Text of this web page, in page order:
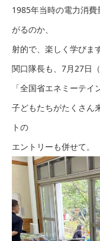
1985年当時の電力消
がるのか、
射的で、楽しく学びます
関口隊長も、7月27日
「全国省エネミーテイ
子どもたちがたくさん
トの
エントリーも併せて。